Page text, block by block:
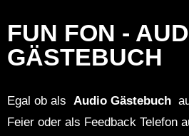
FUN FON -
GÄSTEBUCH
Egal ob als Audio Gästebuch
Feier oder als Feedback Telefon